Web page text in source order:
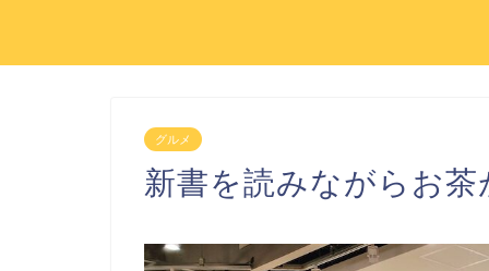
グルメ
新書を読みながらお